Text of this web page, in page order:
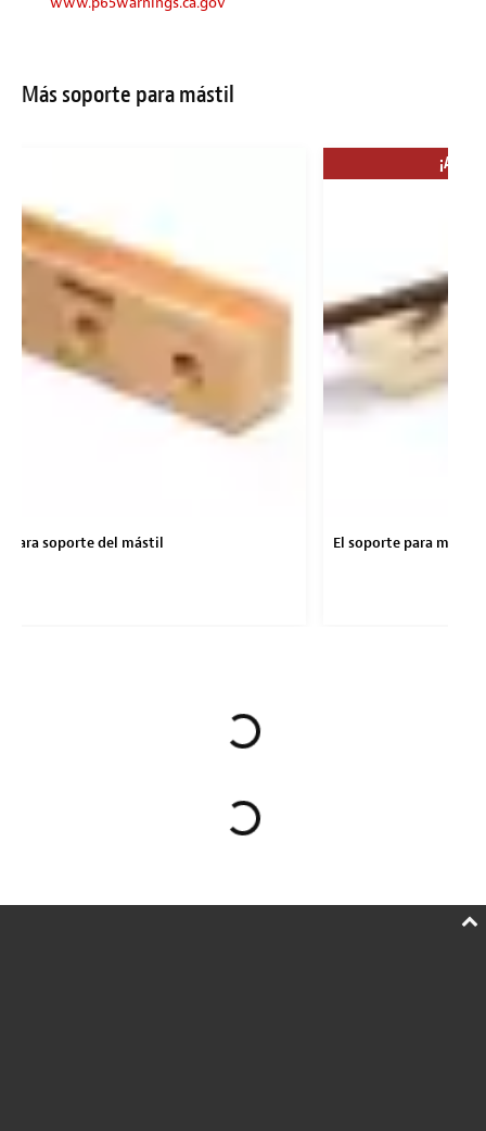
Más soporte para mástil
para soporte del mástil El soporte para mástil